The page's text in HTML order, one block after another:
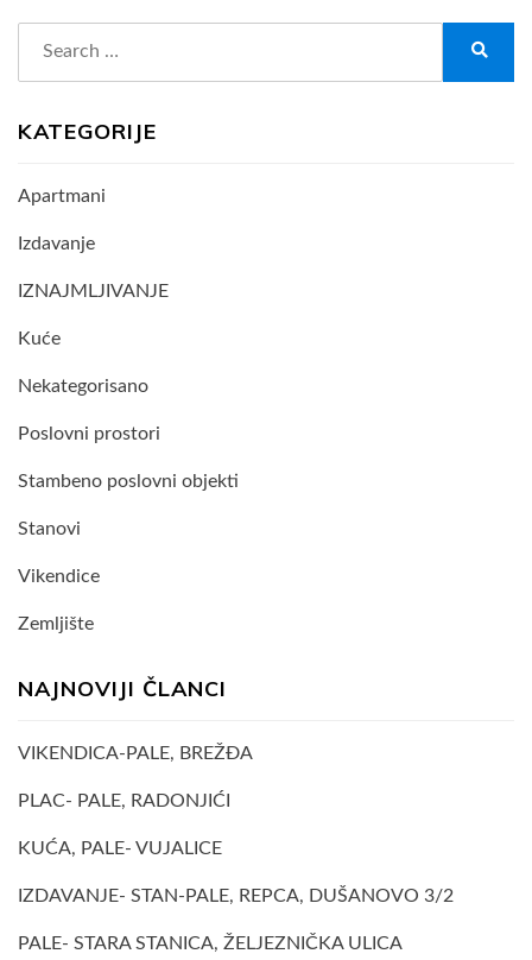
KATEGORIJE
Apartmani
Izdavanje
IZNAJMLJIVANJE
Kuće
Nekategorisano
Poslovni prostori
Stambeno poslovni objekti
Stanovi
Vikendice
Zemljište
NAJNOVIJI ČLANCI
VIKENDICA-PALE, BREŽĐA
PLAC- PALE, RADONJIĆI
KUĆA, PALE- VUJALICE
IZDAVANJE- STAN-PALE, REPCA, DUŠANOVO 3/2
PALE- STARA STANICA, ŽELJEZNIČKA ULICA